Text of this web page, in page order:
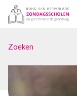
Zoeken